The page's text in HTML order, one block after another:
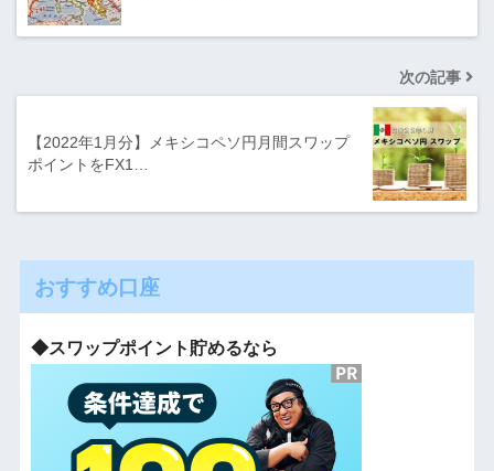
次の記事
【2022年1月分】メキシコペソ円月間スワップ
ポイントをFX1…
おすすめ口座
◆スワップポイント貯めるなら